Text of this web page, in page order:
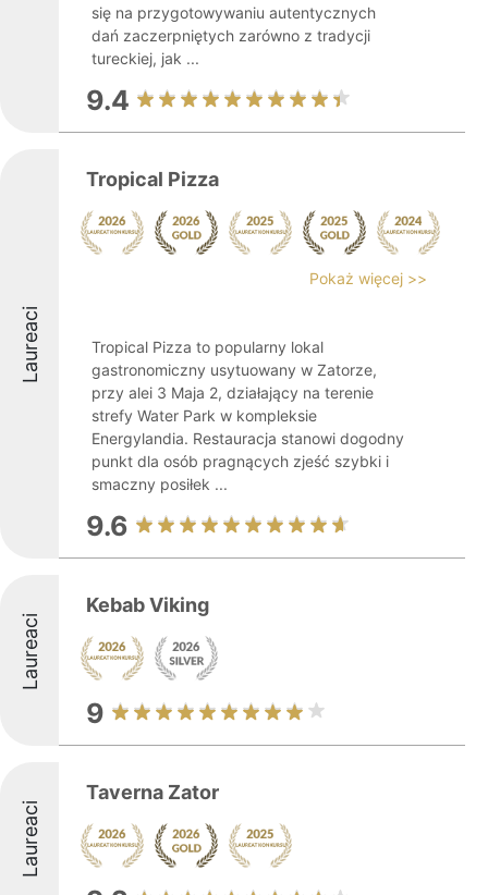
się na przygotowywaniu autentycznych
dań zaczerpniętych zarówno z tradycji
tureckiej, jak ...
9.4
Laureaci
Tropical Pizza
Pokaż więcej >>
Tropical Pizza to popularny lokal
gastronomiczny usytuowany w Zatorze,
przy alei 3 Maja 2, działający na terenie
strefy Water Park w kompleksie
Energylandia. Restauracja stanowi dogodny
punkt dla osób pragnących zjeść szybki i
smaczny posiłek ...
9.6
Laureaci
Kebab Viking
9
Laureaci
Taverna Zator